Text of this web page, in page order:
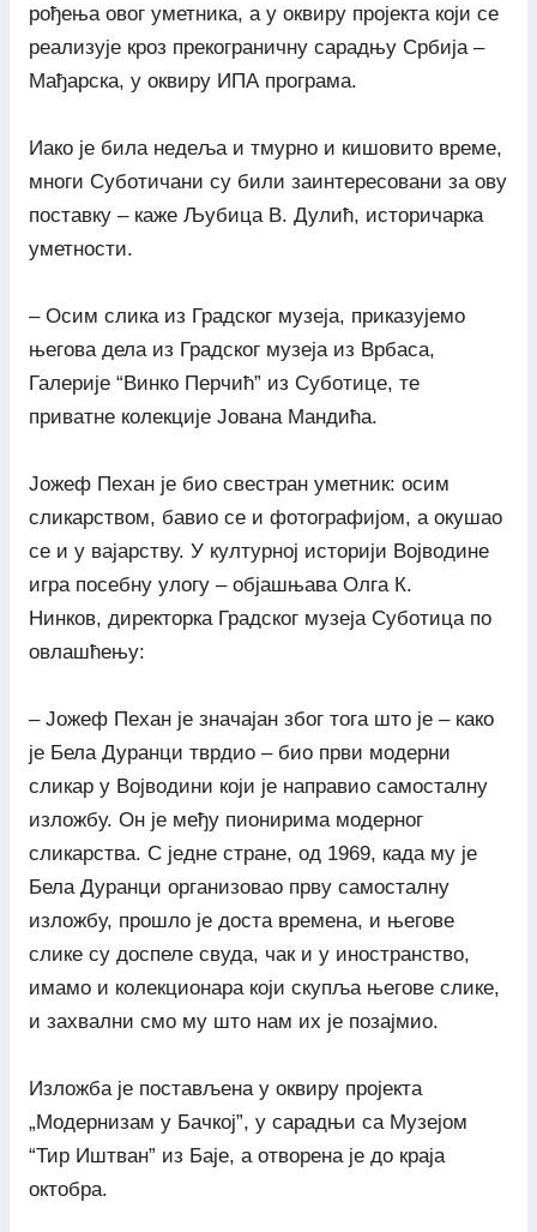
рођења овог уметника, а у оквиру пројекта који се
реализује кроз прекограничну сарадњу Србија –
Мађарска, у оквиру ИПА програма.
Иако је била недеља и тмурно и кишовито време,
многи Суботичани су били заинтересовани за ову
поставку – каже Љубица В. Дулић, историчарка
уметности.
– Осим слика из Градског музеја, приказујемо
његова дела из Градског музеја из Врбаса,
Галерије “Винко Перчић” из Суботице, те
приватне колекције Јована Мандића.
Јожеф Пехан је био свестран уметник: осим
сликарством, бавио се и фотографијом, а окушао
се и у вајарству. У културној историји Војводине
игра посебну улогу – објашњава Олга К.
Нинков, директорка Градског музеја Суботица по
овлашћењу:
– Јожеф Пехан је значајан због тога што је – како
је Бела Дуранци тврдио – био први модерни
сликар у Војводини који је направио самосталну
изложбу. Он је међу пионирима модерног
сликарства. С једне стране, од 1969, када му је
Бела Дуранци организовао прву самосталну
изложбу, прошло је доста времена, и његове
слике су доспеле свуда, чак и у иностранство,
имамо и колекционара који скупља његове слике,
и захвални смо му што нам их је позајмио.
Изложба је постављена у оквиру пројекта
„Модернизам у Бачкој”, у сарадњи са Музејом
“Тир Иштван” из Баје, а отворена је до краја
октобра.